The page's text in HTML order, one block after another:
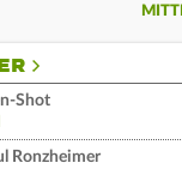
Shot
Ronzheimer